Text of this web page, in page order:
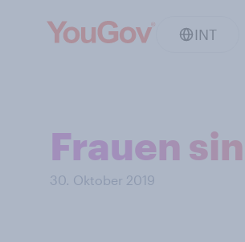
INT
Frauen
30. Oktober 2019